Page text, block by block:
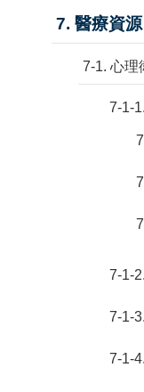
7. 醫療資源
7-1. 心理
7-1-
7-1-
7-1-
7-1-